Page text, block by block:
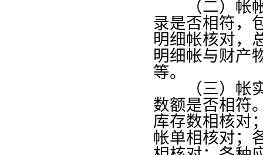
（二）帐帐
录是否相符，
明细帐核对，
明细帐与财产
等。
（三）帐实
数额是否相符
库存数相核对
帐单相核对；